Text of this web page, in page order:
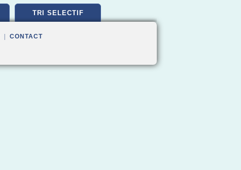
TRI SELECTIF
CONTACT